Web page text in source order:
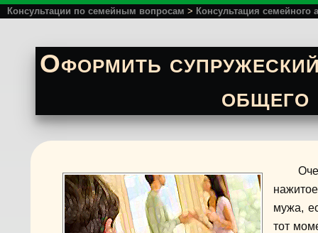
Консультации по семейным вопросам > Консультация семейного
Оформить
общего
мужа,
тот